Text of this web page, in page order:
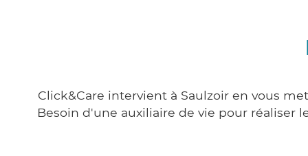
Click&Care intervient à Saulzoir en vous
Besoin d'une auxiliaire de vie pour réaliser